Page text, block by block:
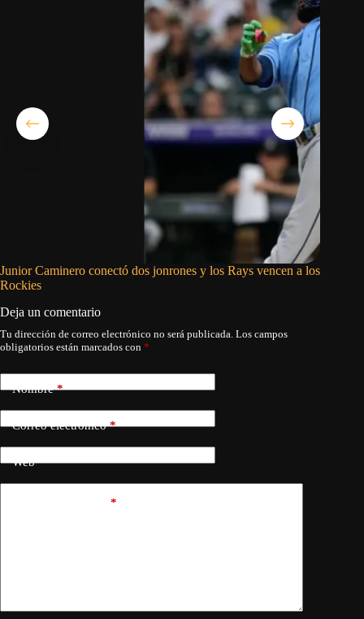
Junior Caminero conectó dos jonrones y los Rays vencen a los
Rockies
Deja un comentario
Tu dirección de correo electrónico no será publicada. Los campos
obligatorios están marcados con *
Nombre*
Correo electrónico*
Web
*